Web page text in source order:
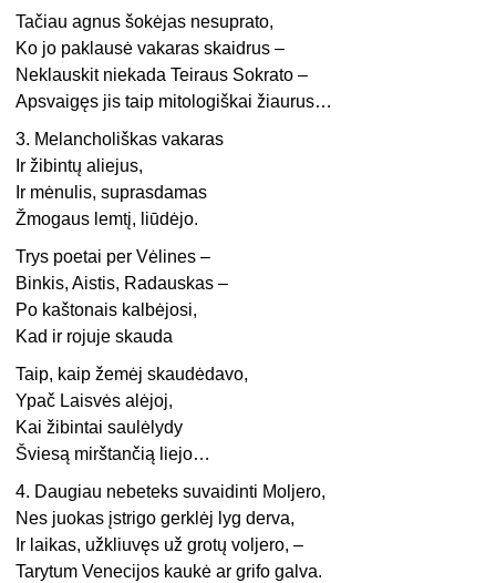
Tačiau agnus šokėjas nesuprato,
Ko jo paklausė vakaras skaidrus –
Neklauskit niekada Teiraus Sokrato –
Apsvaigęs jis taip mitologiškai žiaurus…
3. Melancholiškas vakaras
Ir žibintų aliejus,
Ir mėnulis, suprasdamas
Žmogaus lemtį, liūdėjo.
Trys poetai per Vėlines –
Binkis, Aistis, Radauskas –
Po kaštonais kalbėjosi,
Kad ir rojuje skauda
Taip, kaip žemėj skaudėdavo,
Ypač Laisvės alėjoj,
Kai žibintai saulėlydy
Šviesą mirštančią liejo…
4. Daugiau nebeteks suvaidinti Moljero,
Nes juokas įstrigo gerklėj lyg derva,
Ir laikas, užkliuvęs už grotų voljero, –
Tarytum Venecijos kaukė ar grifo galva.